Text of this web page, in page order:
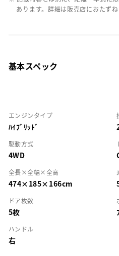
あります。詳細は販売店におたずね
基本スペック
エンジンタイプ
ﾊｲﾌﾞﾘｯﾄﾞ
駆動方式
4WD
全長×全幅×全高
474×185×166cm
ドア枚数
5枚
ハンドル
右